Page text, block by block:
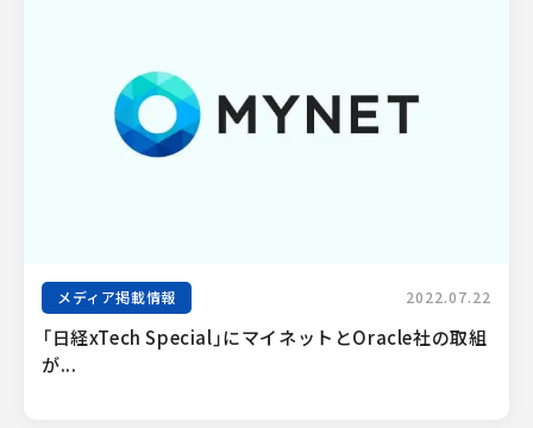
メディア掲載情報 2022.07.22
「日経xTech Special」にマイネットとOracle社の取組
が...